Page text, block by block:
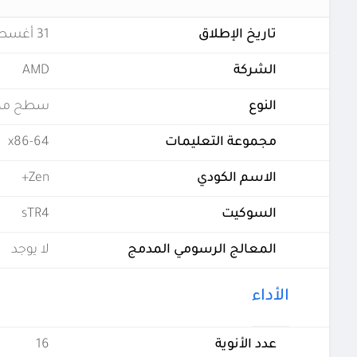
تاريخ الإطلاق 31 أغسطس 2018
الشركة AMD
النوع سطح
مجموعة التعليمات x86-64
الاسم الكودي Zen+
السوكيت sTR4
المعالج الرسومي المدمج لا يوجد
الأداء
عدد الأنوية 16